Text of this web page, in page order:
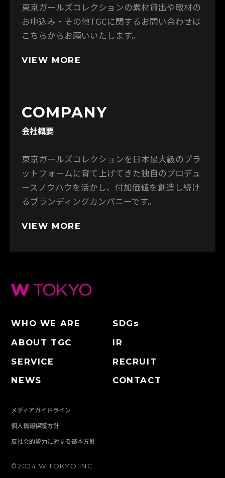
東京ガールズコレクションの素材貸出や取材の
お申込み・その他TGCに関するお問い合わせは
こちらからお願いいたします。
VIEW MORE
COMPANY
会社概要
東京ガールズコレクションを日本最大級のプラ
ットフォームに育て上げてきた独自のプロデュ
ースノウハウを活かし、付加価値を創造し続け
るブランディングカンパニーです。
VIEW MORE
WHO WE ARE
ABOUT TGC
SERVICE
NEWS
SDGs
IR
RECRUIT
CONTACT
©2024 W TOKYO INC.
メディアガイドライン
個人情報保護方針
反社会的勢力に対する基本方針